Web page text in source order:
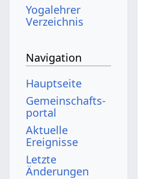
Yogalehrer
Verzeichnis
Navigation
Hauptseite
Gemeinschafts­
portal
Aktuelle
Ereignisse
Letzte
Änderungen